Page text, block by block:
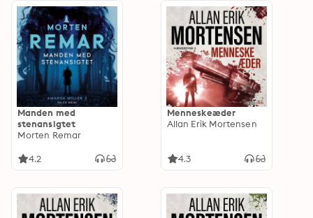
Manden med
stenansigtet
Morten Remar
4.2
Menneskeæder
Allan Erik Mortensen
4.3